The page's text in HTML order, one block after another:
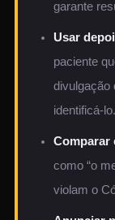
garante
Usar
paciente
divulgação
identificá-lo.
Comparar
como “o
violam o